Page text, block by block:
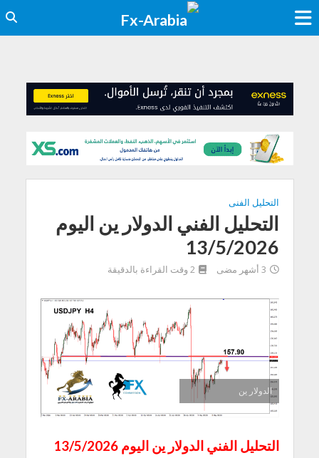
التحليل الفنى
التحليل الفني الدولار ين اليوم
13/5/2026
3 أشهر مضى 2 وقت القراءة بالدقيقة
الدولار ين
التحليل الفني الدولار ين اليوم 13/5/2026